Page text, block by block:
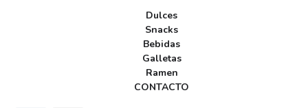
Dulces
Snacks
Bebidas
Galletas
Ramen
CONTACTO